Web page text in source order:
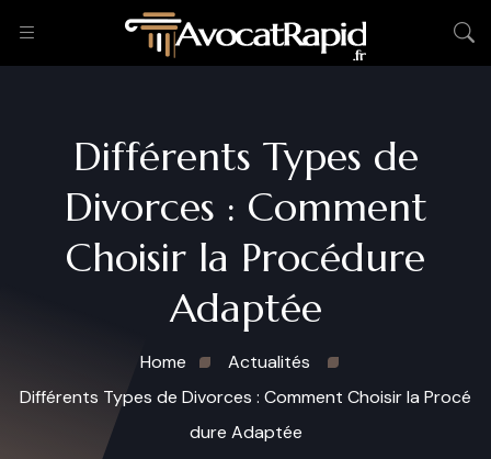
Différents Types de
Divorces : Comment
Choisir la Procédure
Adaptée
Home
Actualités
Différents Types de Divorces : Comment Choisir la Procé
dure Adaptée